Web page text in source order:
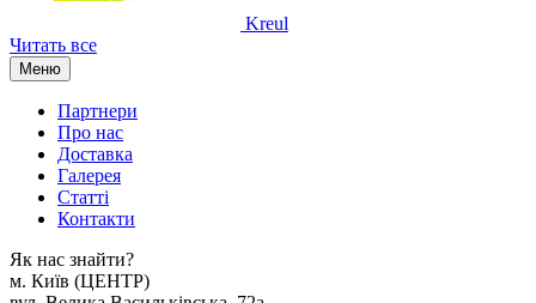
Kreul
Читать все
Меню
Партнери
Про нас
Доставка
Галерея
Статтi
Контакти
Як наc знайти?
м. Киïв (ЦЕНТР)